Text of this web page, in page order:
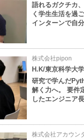
語れるガクチカ
く学生生活を過
インターンで自
株式会社pipon
H.K/東京科学大
研究で学んだ
解く力へ。 要件
したエンジニア
株式会社アカウン